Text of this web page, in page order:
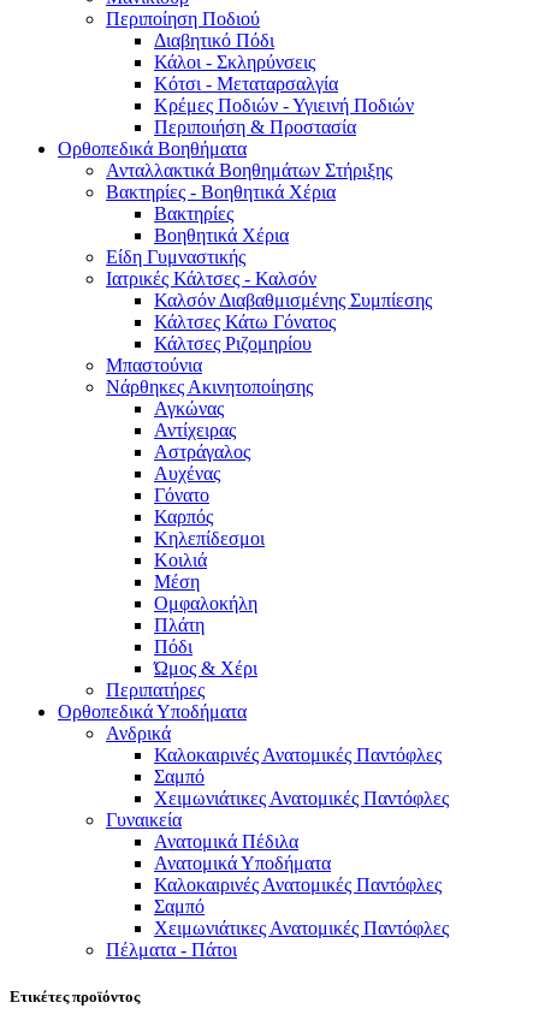
Περιποίηση Ποδιού
Διαβητικό Πόδι
Κάλοι - Σκληρύνσεις
Κότσι - Μεταταρσαλγία
Κρέμες Ποδιών - Υγιεινή Ποδιών
Περιποιήση & Προστασία
Ορθοπεδικά Βοηθήματα
Ανταλλακτικά Βοηθημάτων Στήριξης
Βακτηρίες - Βοηθητικά Χέρια
Βακτηρίες
Βοηθητικά Χέρια
Είδη Γυμναστικής
Ιατρικές Κάλτσες - Καλσόν
Καλσόν Διαβαθμισμένης Συμπίεσης
Κάλτσες Κάτω Γόνατος
Κάλτσες Ριζομηρίου
Μπαστούνια
Νάρθηκες Ακινητοποίησης
Αγκώνας
Αντίχειρας
Αστράγαλος
Αυχένας
Γόνατο
Καρπός
Κηλεπίδεσμοι
Κοιλιά
Μέση
Ομφαλοκήλη
Πλάτη
Πόδι
Ώμος & Χέρι
Περιπατήρες
Ορθοπεδικά Υποδήματα
Ανδρικά
Καλοκαιρινές Ανατομικές Παντόφλες
Σαμπό
Χειμωνιάτικες Ανατομικές Παντόφλες
Γυναικεία
Ανατομικά Πέδιλα
Ανατομικά Υποδήματα
Καλοκαιρινές Ανατομικές Παντόφλες
Σαμπό
Χειμωνιάτικες Ανατομικές Παντόφλες
Πέλματα - Πάτοι
Ετικέτες προϊόντος